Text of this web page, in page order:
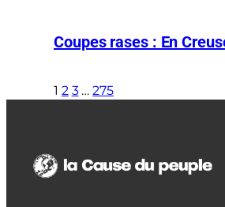
Coupes rases : En
1 2 3 … 275